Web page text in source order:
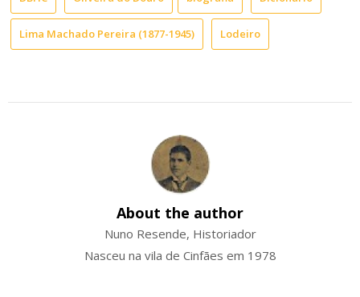
Lima Machado Pereira (1877-1945) Lodeiro
About the author
Nuno Resende, Historiador
Nasceu na vila de Cinfães em 1978